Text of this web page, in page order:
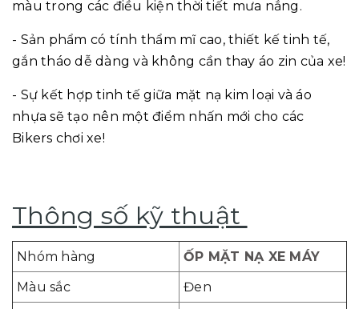
màu trong các điều kiện thời tiết mưa nắng.
- Sản phẩm có tính thẩm mĩ cao, thiết kế tinh tế,
gắn tháo dễ dàng và không cần thay áo zin của xe!
- Sự kết hợp tinh tế giữa mặt nạ kim loại và áo
nhựa sẽ tạo nên một điểm nhấn mới cho các
Bikers chơi xe!
Thông số kỹ thuật
Nhóm hàng
ỐP MẶT NẠ XE MÁY
Màu sắc
Đen